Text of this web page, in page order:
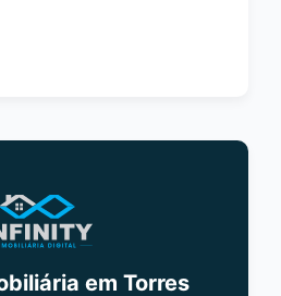
em Torres